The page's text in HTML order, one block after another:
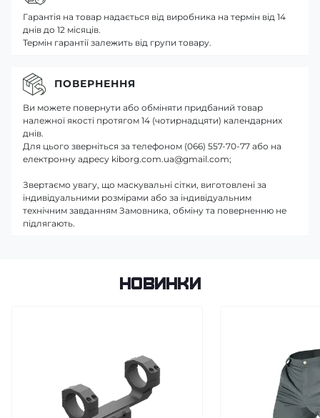
Гарантія на товар надається від виробника на термін від 14
днів до 12 місяців.
Термін гарантії залежить від групи товару.
ПОВЕРНЕННЯ
Ви можете повернути або обміняти придбаний товар
належної якості протягом 14 (чотирнадцяти) календарних
днів.
Для цього зверніться за телефоном (066) 557-70-77 або на
електронну адресу kiborg.com.ua@gmail.com;
Звертаємо увагу, що маскувальні сітки, виготовлені за
індивідуальними розмірами або за індивідуальним
технічним завданням Замовника, обміну та поверненню не
підлягають.
Новинки